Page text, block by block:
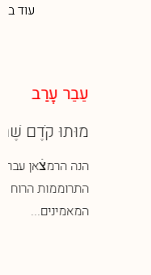
עוד ב
להם. חודש של צום,
את לבות